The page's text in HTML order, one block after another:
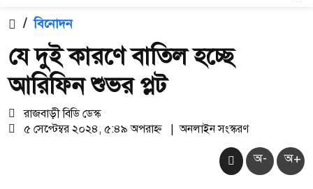
/ বিনোদন
যে দুই কারণে বাতিল হচ্ছে
আরিফিন শুভর প্লট
রাজবাড়ী বিডি ডেস্ক
৫ সেপ্টেম্বর ২০২৪, ৫:৪৯ অপরাহ্ন
| অনলাইন সংস্করণ
অ- অ+